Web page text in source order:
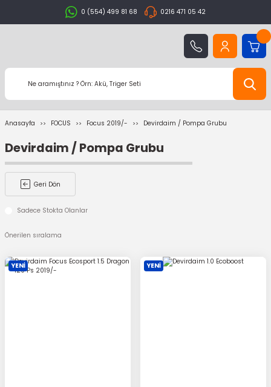
0 (554) 499 81 68 0216 471 05 42
Anasayfa FOCUS Focus 2019/- Devirdaim / Pompa Grubu
Devirdaim / Pompa Grubu
Geri Dön
Sadece Stokta Olanlar
YENİ YENİ